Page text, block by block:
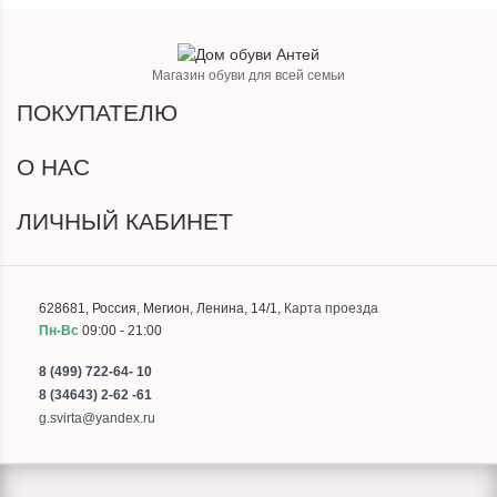
Магазин обуви для всей семьи
ПОКУПАТЕЛЮ
О НАС
ЛИЧНЫЙ КАБИНЕТ
628681 Россия Мегион Ленина, 14/1
Карта проезда
Пн-Вс 09:00 - 21:00
8 (499) 722-64- 10
8 (34643) 2-62 -61
g.svirta@yandex.ru